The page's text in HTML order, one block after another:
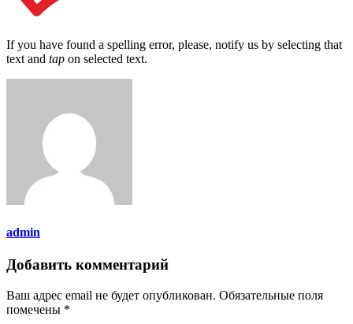
If you have found a spelling error, please, notify us by selecting that
text and tap on selected text.
admin
Добавить комментарий
Ваш адрес email не будет опубликован. Обязательные поля
помечены *